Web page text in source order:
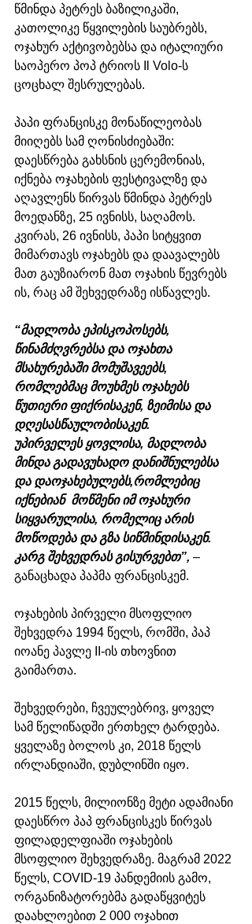
წმინდა პეტრეს ბაზილიკაში,
კათოლიკე წყვილების საუბრებს,
ოჯახურ აქტივობებსა და იტალიური
საოპერო პოპ ტრიოს Il Volo-ს
ცოცხალ შესრულებას.
პაპი ფრანცისკე მონაწილეობას
მიიღებს სამ ღონისძიებაში:
დაესწრება გახსნის ცერემონიას,
იქნება ოჯახების ფესტივალზე და
აღავლენს წირვას წმინდა პეტრეს
მოედანზე, 25 ივნისს, საღამოს.
კვირას, 26 ივნისს, პაპი სიტყვით
მიმართავს ოჯახებს და დაავალებს
მათ გაუზიარონ მათ ოჯახის წევრებს
ის, რაც ამ შეხვედრაზე ისწავლეს.
“მადლობა ეპისკოპოსებს,
წინამძღვრებსა და ოჯახთა
მსახურებაში მომუშავეებს,
რომლებმაც მოუხმეს ოჯახებს
წუთიერი ფიქრისაკენ, ზეიმისა და
დღესასწაულობისაკენ.
უპირველეს ყოვლისა, მადლობა
მინდა გადავუხადო დანიშნულებსა
და დაოჯახებულებს,რომლებიც
იქნებიან  მოწმენი იმ ოჯახური
სიყვარულისა, რომელიც არის
მოწოდება და გზა სიწმინდისაკენ.
კარგ შეხვედრას გისურვებთ”, –
განაცხადა პაპმა ფრანცისკემ.
ოჯახების პირველი მსოფლიო
შეხვედრა 1994 წელს, რომში, პაპ
იოანე პავლე II-ის თხოვნით
გაიმართა.
შეხვედრები, ჩვეულებრივ, ყოველ
სამ წელიწადში ერთხელ ტარდება.
ყველაზე ბოლოს კი, 2018 წელს
ირლანდიაში, დუბლინში იყო.
2015 წელს, მილიონზე მეტი ადამიანი
დაესწრო პაპ ფრანცისკეს წირვას
ფილადელფიაში ოჯახების
მსოფლიო შეხვედრაზე. მაგრამ 2022
წელს, COVID-19 პანდემიის გამო,
ორგანიზატორებმა გადაწყვიტეს
დაახლოებით 2 000 ოჯახით